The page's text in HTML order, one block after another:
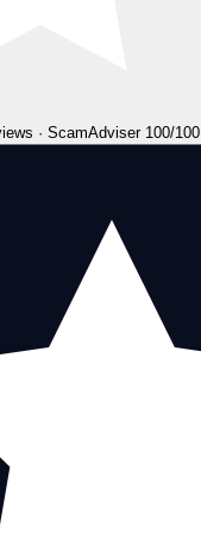
· ScamAdviser 100/100